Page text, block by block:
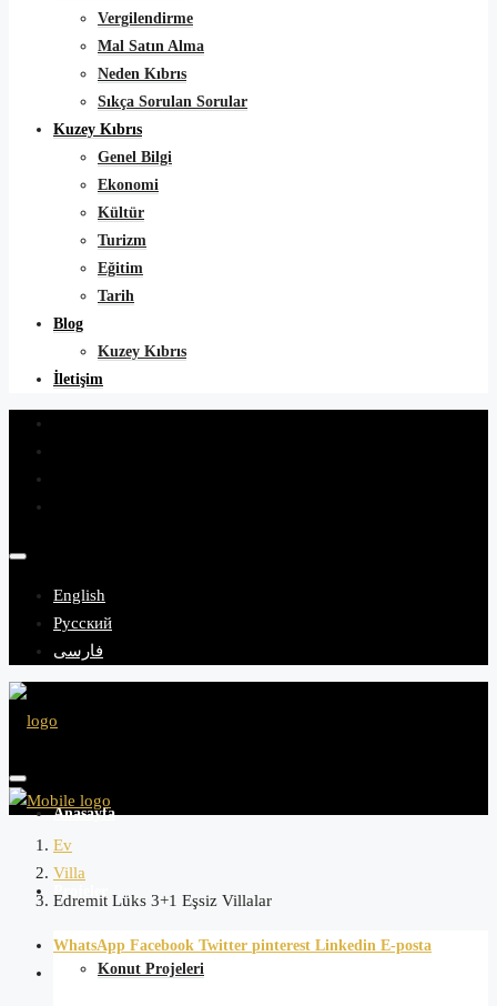
Vergilendirme
Mal Satın Alma
Neden Kıbrıs
Sıkça Sorulan Sorular
Kuzey Kıbrıs
Genel Bilgi
Ekonomi
Kültür
Turizm
Eğitim
Tarih
Blog
Kuzey Kıbrıs
İletişim
English
Русский
فارسی
Anasayfa
Projeler
Konut Projeleri
Ev
Villa
Edremit Lüks 3+1 Eşsiz Villalar
WhatsApp Facebook Twitter pinterest Linkedin E-posta